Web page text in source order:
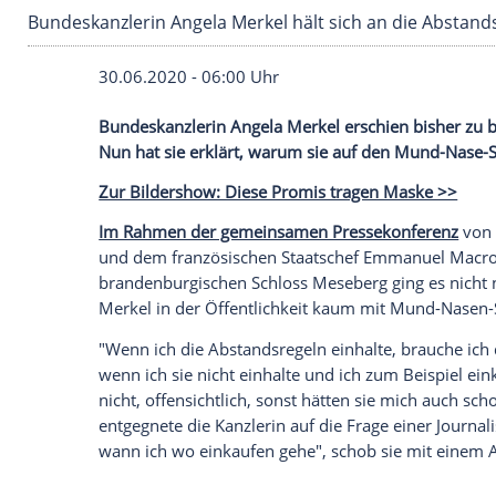
Bundeskanzlerin Angela Merkel hält sich an
30.06.2020 - 06:00 Uhr
BundeskanzlerinAngela Merkelerschien
Nun hat sie erklärt, warum sie auf den
Zur Bildershow: Diese Promis tragen